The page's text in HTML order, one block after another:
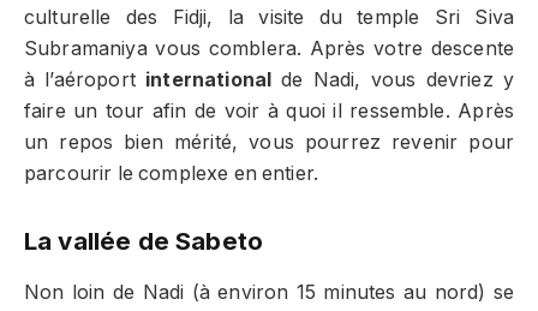
culturelle des Fidji, la visite du temple Sri Siva
Subramaniya vous comblera. Après votre descente
à l’aéroport international
de Nadi, vous devriez y
faire un tour afin de voir à quoi il ressemble. Après
un repos bien mérité, vous pourrez revenir pour
parcourir le complexe en entier.
La vallée de Sabeto
Non loin de Nadi (à environ 15 minutes au nord) se